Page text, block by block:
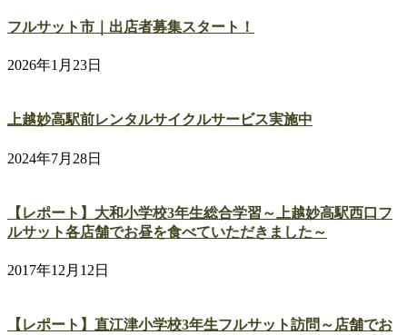
フルサット市｜出店者募集スタート！
2026年1月23日
上越妙高駅前レンタルサイクルサービス実施中
2024年7月28日
【レポート】大和小学校3年生総合学習～上越妙高駅西口フ
ルサット各店舗でお昼を食べていただきました～
2017年12月12日
【レポート】直江津小学校3年生フルサット訪問～店舗でお